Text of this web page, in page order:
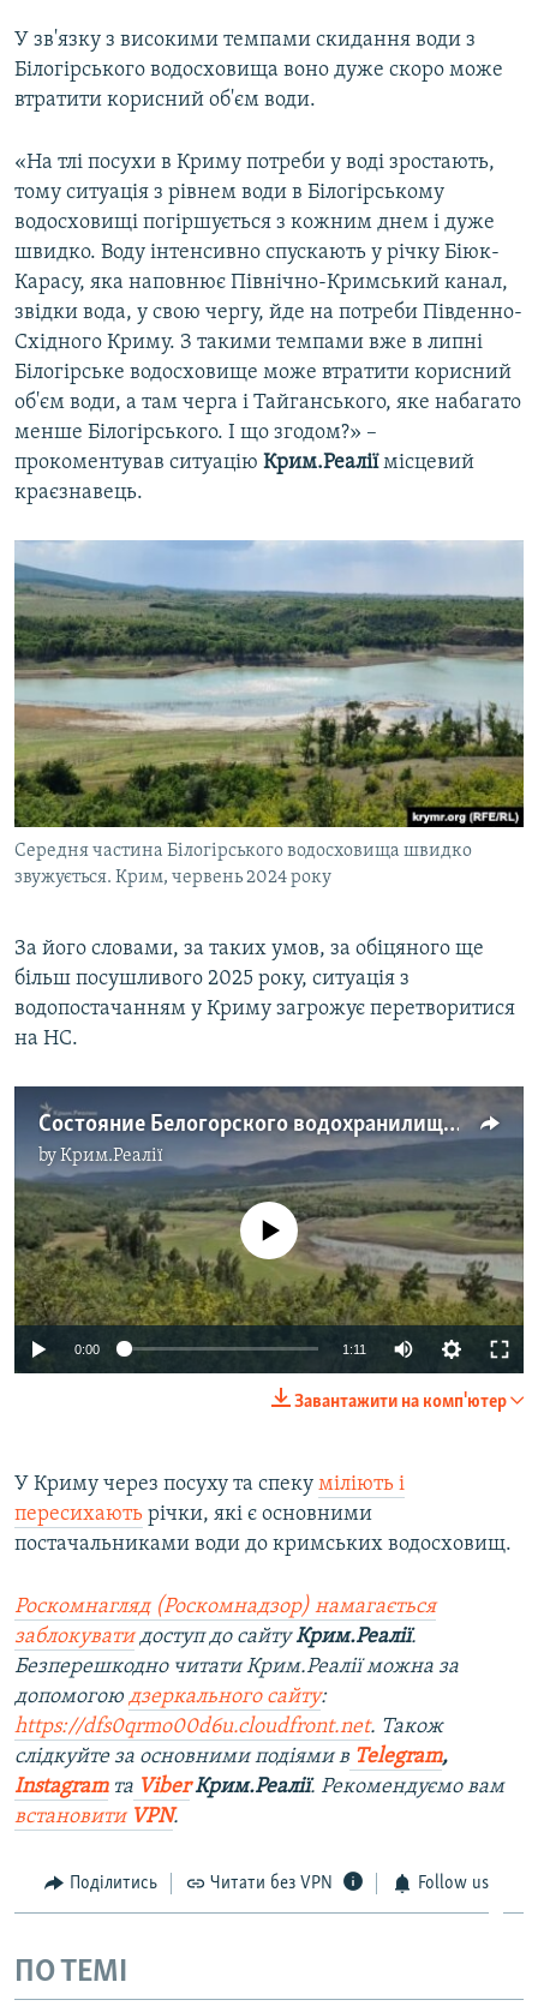
У зв'язку з високими темпами скидання води з
Білогірського водосховища воно дуже скоро може
втратити корисний об'єм води.
«На тлі посухи в Криму потреби у воді зростають,
тому ситуація з рівнем води в Білогірському
водосховищі погіршується з кожним днем і дуже
швидко. Воду інтенсивно спускають у річку Біюк-
Карасу, яка наповнює Північно-Кримський канал,
звідки вода, у свою чергу, йде на потреби Південно-
Східного Криму. З такими темпами вже в липні
Білогірське водосховище може втратити корисний
об'єм води, а там черга і Тайганського, яке набагато
менше Білогірського. І що згодом?» –
прокоментував ситуацію Крим.Реаліїмісцевий
краєзнавець.
Середня частина Білогірського водосховища швидко
звужується. Крим, червень 2024 року
За його словами, за таких умов, за обіцяного ще
більш посушливого 2025 року, ситуація з
водопостачанням у Криму загрожує перетворитися
на НС.
Состояние Белогорского водохранилища в первой половине июня
byКрим.Реалії
720p 1080p
No media source currently available
0:00 1:11
1080p
Завантажити на комп'ютер
У Криму через посуху та спеку міліють і
пересихають річки, які є основними
постачальниками води до кримських водосховищ.
Роскомнагляд (Роскомнадзор) намагається
заблокуватидоступ до сайтуКрим.Реалії.
Безперешкодно читати Крим.Реалії можна за
допомогою дзеркального сайту:
https://dfs0qrmo00d6u.cloudfront.net. Також
слідкуйте за основними подіями в Telegram,
Instagramта ViberКрим.Реалії. Рекомендуємо вам
встановити VPN.
Поділитись Читати без VPN Follow us
ПО ТЕМІ